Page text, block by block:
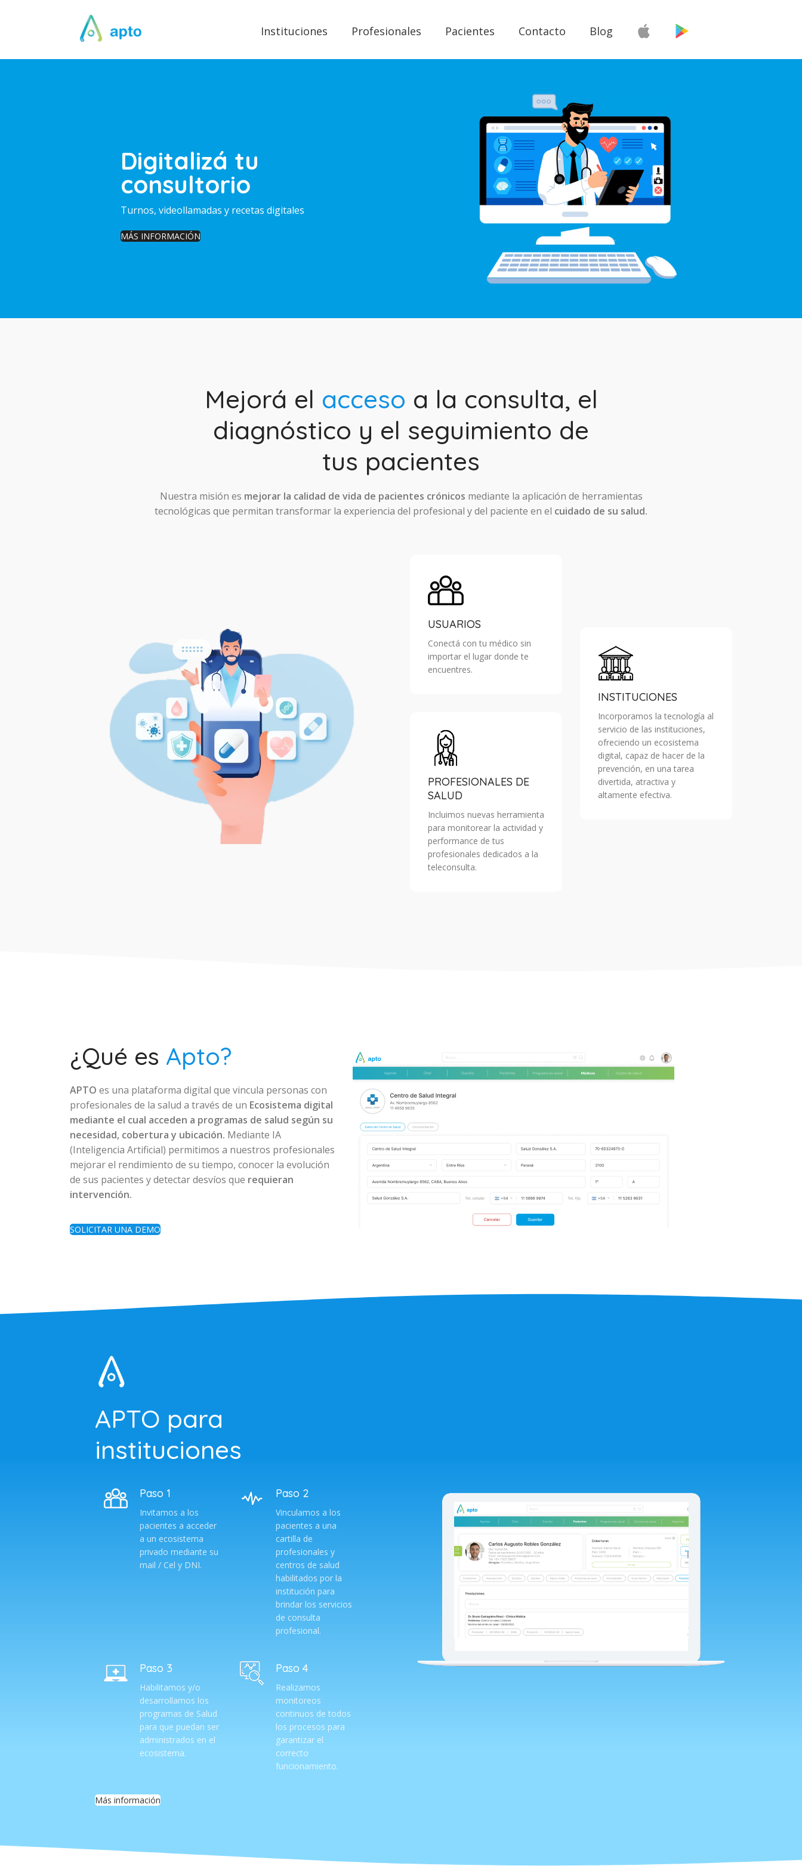
Instituciones Profesionales Pacientes Contacto Blog
Digitalizá tu
consultorio
Turnos, videollamadas y recetas digitales
MÁS INFORMACIÓN
Mejorá el acceso a la consulta, el
diagnóstico y el seguimiento de
tus pacientes
Nuestra misión es mejorar la calidad de vida de pacientes crónicos mediante la aplicación de herramientas
tecnológicas que permitan transformar la experiencia del profesional y del paciente en el cuidado de su salud.
USUARIOS
Conectá con tu médico sin
importar el lugar donde te
encuentres.
PROFESIONALES DE
SALUD
Incluimos nuevas herramienta
para monitorear la actividad y
performance de tus
profesionales dedicados a la
teleconsulta.
INSTITUCIONES
Incorporamos la tecnología al
servicio de las instituciones,
ofreciendo un ecosistema
digital, capaz de hacer de la
prevención, en una tarea
divertida, atractiva y
altamente efectiva.
¿Qué es Apto?
APTO es una plataforma digital que vincula personas con
profesionales de la salud a través de un Ecosistema digital
mediante el cual acceden a programas de salud según su
necesidad, cobertura y ubicación. Mediante IA
(Inteligencia Artificial) permitimos a nuestros profesionales
mejorar el rendimiento de su tiempo, conocer la evolución
de sus pacientes y detectar desvíos que requieran
intervención.
SOLICITAR UNA DEMO
APTO para
instituciones
Paso 1
Invitamos a los
pacientes a acceder
a un ecosistema
privado mediante su
mail / Cel y DNI.
Paso 2
Vinculamos a los
pacientes a una
cartilla de
profesionales y
centros de salud
habilitados por la
institución para
brindar los servicios
de consulta
profesional.
Paso 3
Habilitamos y/o
desarrollamos los
programas de Salud
para que puedan ser
administrados en el
ecosistema.
Paso 4
Realizamos
monitoreos
continuos de todos
los procesos para
garantizar el
correcto
funcionamiento.
Más información